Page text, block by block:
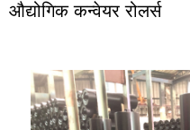
औद्योगिक कन्वेयर रोलर्स